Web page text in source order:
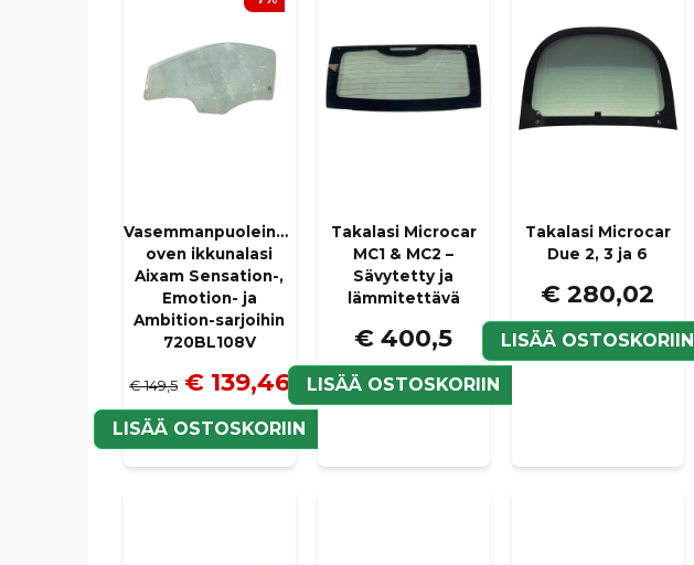
Vasemmanpuoleinen
oven ikkunalasi
Aixam Sensation-,
Emotion- ja
Ambition-sarjoihin
720BL108V
€ 149,5 € 139,46
LISÄÄ OSTOSKORIIN
Takalasi Microcar
MC1 & MC2 –
Sävytetty ja
lämmitettävä
€ 400,5
LISÄÄ OSTOSKORIIN
Takalasi Microcar
Due 2, 3 ja 6
€ 280,02
LISÄÄ OSTOSKORIIN